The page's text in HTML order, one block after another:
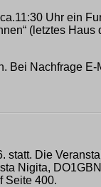
Uhr ein
(letztes
Bei Nachfrage E-
statt. Die
Nigita,
Seite 400.